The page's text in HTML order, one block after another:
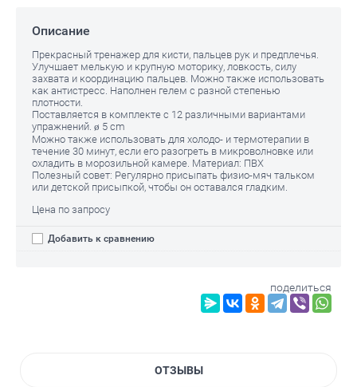
Описание
Прекрасный тренажер для кисти, пальцев рук и предплечья.
Улучшает мелькую и крупную моторику, ловкость, силу
захвата и координацию пальцев. Можно также использовать
как антистресс. Наполнен гелем с разной степенью
плотности.
Поставляется в комплекте с 12 различными вариантами
упражнений. ø 5 cm
Можно также использовать для холодо- и термотерапии в
течение 30 минут, если его разогреть в микроволновке или
охладить в морозильной камере. Материал: ПВХ
Полезный совет: Регулярно присыпать физио-мяч тальком
или детской присыпкой, чтобы он оставался гладким.
Цена по запросу
Добавить к сравнению
поделиться
ОТЗЫВЫ